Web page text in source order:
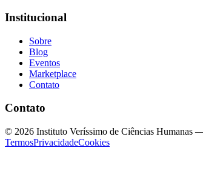
Institucional
Sobre
Blog
Eventos
Marketplace
Contato
Contato
© 2026 Instituto Veríssimo de Ciências Humanas
TermosPrivacidadeCookies